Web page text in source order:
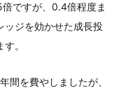
ですが、0.4倍程度ま
ッジを効かせた成長投
。
間を費やしましたが、